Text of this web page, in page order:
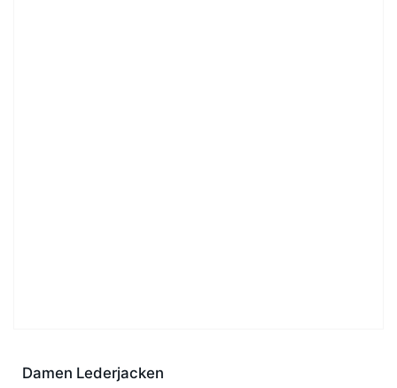
Damen Lederjacken